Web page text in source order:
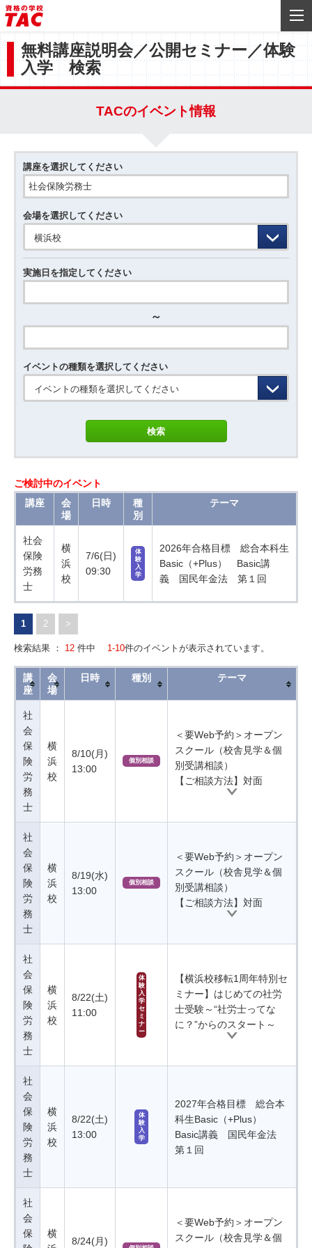
無料講座説明会／公開セミナー／体験
入学 検索
TACのイベント情報
講座を選択してください
会場を選択してください
横浜校
実施日を指定してください
～
イベントの種類を選択してください
イベントの種類を選択してください
ご検討中のイベント
講座
会
場
日時
種
別
テーマ
社会
保険
労務
士
横
浜
校
7/6(日)
09:30
体
験
入
学
2026年合格目標 総合本科生
Basic（+Plus） Basic講
義 国民年金法 第１回
1 2 >
検索結果 ： 12 件中 1-10件のイベントが表示されています。
講
座
会
場
日時 種別 テーマ
社
会
保
険
労
務
士
横
浜
校
8/10(月)
13:00
個別相談
＜要Web予約＞オープン
スクール（校舎見学＆個
別受講相談）
【ご相談方法】対面
社
会
保
険
労
務
士
横
浜
校
8/19(水)
13:00
個別相談
＜要Web予約＞オープン
スクール（校舎見学＆個
別受講相談）
【ご相談方法】対面
社
会
保
険
労
務
士
横
浜
校
8/22(土)
11:00
体
験
入
学
セ
ミ
ナ
ー
【横浜校移転1周年特別セ
ミナー】はじめての社労
士受験～“社労士ってな
に？”からのスタート～
社
会
保
険
労
務
士
横
浜
校
8/22(土)
13:00
体
験
入
学
2027年合格目標 総合本
科生Basic（+Plus）
Basic講義 国民年金法
第１回
社
会
保
横
8/24(月)
＜要Web予約＞オープン
スクール（校舎見学＆個